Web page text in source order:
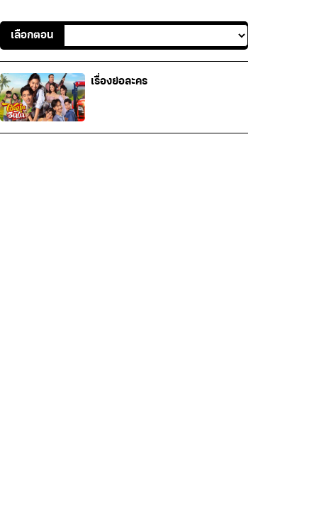
เลือกตอน
เรื่องย่อละคร